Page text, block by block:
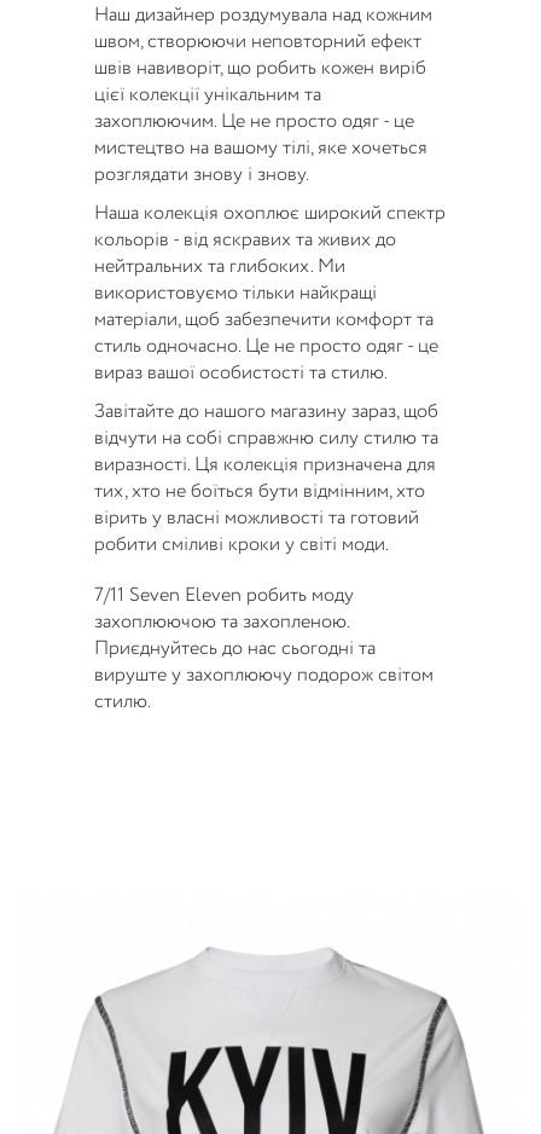
Наш дизайнер роздумувала над кожним
швом, створюючи неповторний ефект
швів навиворіт, що робить кожен виріб
цієї колекції унікальним та
захоплюючим. Це не просто одяг - це
мистецтво на вашому тілі, яке хочеться
розглядати знову і знову.
Наша колекція охоплює широкий спектр
кольорів - від яскравих та живих до
нейтральних та глибоких. Ми
використовуємо тільки найкращі
матеріали, щоб забезпечити комфорт та
стиль одночасно. Це не просто одяг - це
вираз вашої особистості та стилю.
Завітайте до нашого магазину зараз, щоб
відчути на собі справжню силу стилю та
виразності. Ця колекція призначена для
тих, хто не боїться бути відмінним, хто
вірить у власні можливості та готовий
робити сміливі кроки у світі моди.
7/11 Seven Eleven робить моду
захоплюючою та захопленою.
Приєднуйтесь до нас сьогодні та
вируште у захоплюючу подорож світом
стилю.